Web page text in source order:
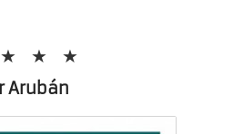
Arubán